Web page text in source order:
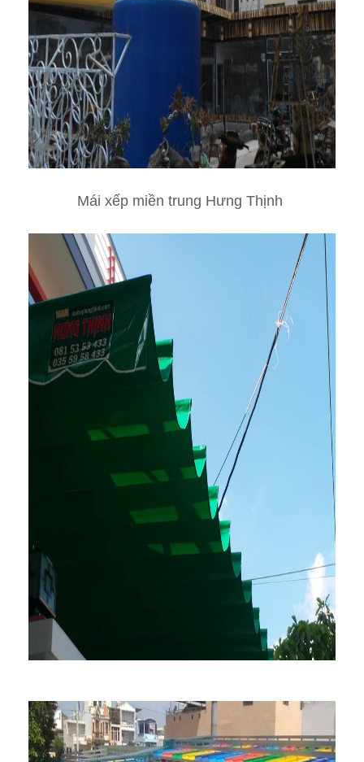
Mái xếp miền trung Hưng Thịnh